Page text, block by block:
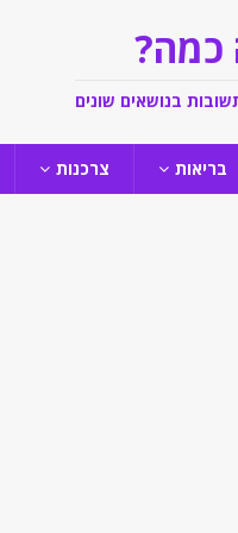
כמה?
בנושאים שונים
בריאות צרכנות